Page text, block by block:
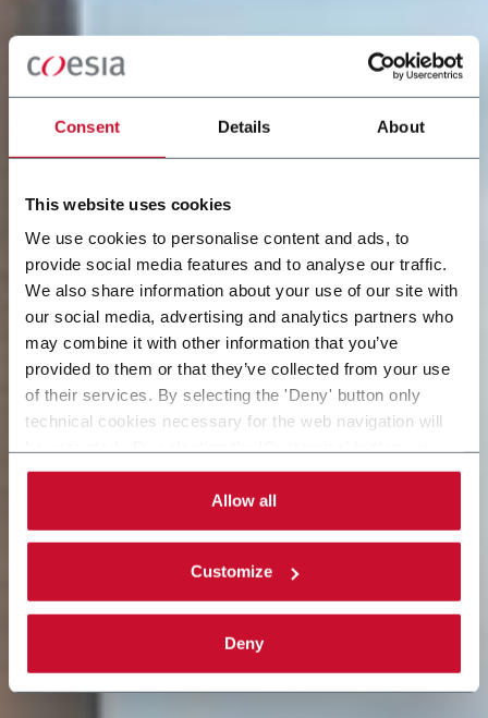
Consent Details About
This website uses cookies
We use cookies to personalise content and ads, to
provide social media features and to analyse our traffic.
We also share information about your use of our site with
our social media, advertising and analytics partners who
may combine it with other information that you’ve
provided to them or that they’ve collected from your use
of their services. By selecting the 'Deny' button only
technical cookies necessary for the web navigation will
can choose the single categories of cookies to be
activated. Read the completecookie policy
Allow all
Customize
Deny